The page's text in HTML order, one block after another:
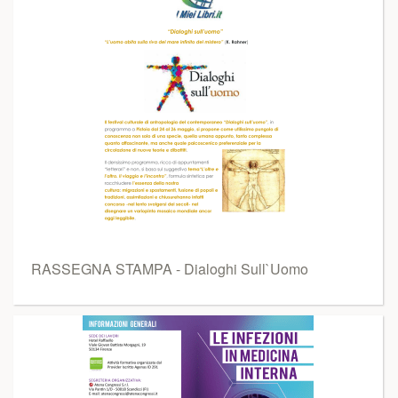
RASSEGNA STAMPA - Dialoghi Sull`Uomo